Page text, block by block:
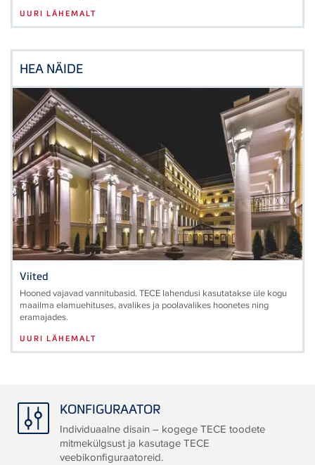
UURI LÄHEMALT
HEA NÄIDE
Viited
Hooned vajavad vannitubasid. TECE lahendusi kasutatakse üle kogu
maailma elamuehituses, avalikes ja poolavalikes hoonetes ning
eramajades.
UURI LÄHEMALT
KONFIGURAATOR
Individuaalne disain – kogege TECE toodete
mitmekülgsust ja kasutage TECE
veebikonfiguraatoreid.